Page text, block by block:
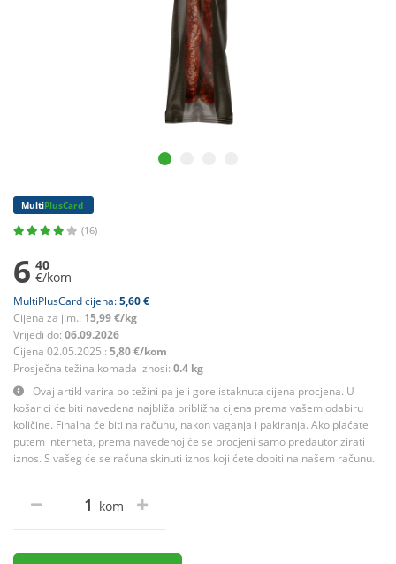
MultiPlusCard
(16)
6 40
€/kom
MultiPlusCard cijena:5,60 €
Cijena za j.m.: 15,99 €/kg
Vrijedi do: 06.09.2026
Cijena 02.05.2025.: 5,80 €/kom
Prosječna težina komada iznosi: 0.4 kg
Ovaj artikl varira po težini pa je i gore istaknuta cijena procjena. U
košarici će biti navedena najbliža približna cijena prema vašem odabiru
količine. Finalna će biti na računu, nakon vaganja i pakiranja. Ako plaćate
putem interneta, prema navedenoj će se procjeni samo predautorizirati
iznos. S vašeg će se računa skinuti iznos koji ćete dobiti na našem računu.
kom